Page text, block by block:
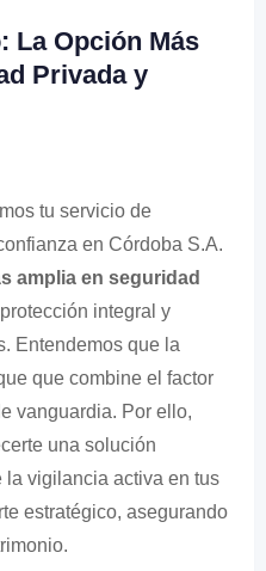
La Opción Más
Privada y
tu servicio de
en Córdoba S.A.
amplia en seguridad
integral y
Entendemos que la
que combine el factor
vanguardia. Por ello,
una solución
la vigilancia activa en tus
estratégico, asegurando